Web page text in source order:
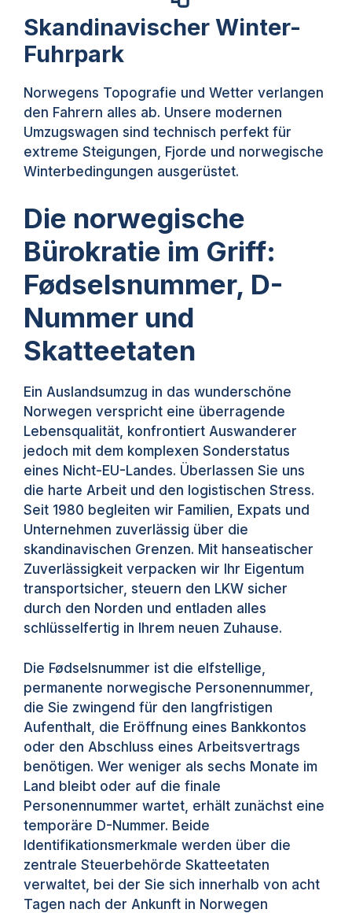
Skandinavischer Winter-
Fuhrpark
Norwegens Topografie und Wetter verlangen
den Fahrern alles ab. Unsere modernen
Umzugswagen sind technisch perfekt für
extreme Steigungen, Fjorde und norwegische
Winterbedingungen ausgerüstet.
Die norwegische
Bürokratie im Griff:
Fødselsnummer, D-
Nummer und
Skatteetaten
Ein Auslandsumzug in das wunderschöne
Norwegen verspricht eine überragende
Lebensqualität, konfrontiert Auswanderer
jedoch mit dem komplexen Sonderstatus
eines Nicht-EU-Landes. Überlassen Sie uns
die harte Arbeit und den logistischen Stress.
Seit 1980 begleiten wir Familien, Expats und
Unternehmen zuverlässig über die
skandinavischen Grenzen. Mit hanseatischer
Zuverlässigkeit verpacken wir Ihr Eigentum
transportsicher, steuern den LKW sicher
durch den Norden und entladen alles
schlüsselfertig in Ihrem neuen Zuhause.
Die Fødselsnummer ist die elfstellige,
permanente norwegische Personennummer,
die Sie zwingend für den langfristigen
Aufenthalt, die Eröffnung eines Bankkontos
oder den Abschluss eines Arbeitsvertrags
benötigen. Wer weniger als sechs Monate im
Land bleibt oder auf die finale
Personennummer wartet, erhält zunächst eine
temporäre D-Nummer. Beide
Identifikationsmerkmale werden über die
zentrale Steuerbehörde Skatteetaten
verwaltet, bei der Sie sich innerhalb von acht
Tagen nach der Ankunft in Norwegen